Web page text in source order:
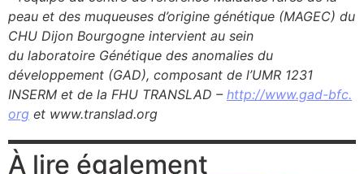
peau et des muqueuses d’origine génétique (MAGEC) du
CHU Dijon Bourgogne intervient au sein
du laboratoire Génétique des anomalies du
développement (GAD), composant de l’UMR 1231
INSERM et de la FHU TRANSLAD – http://www.gad-bfc.
org et www.translad.org
À lire également